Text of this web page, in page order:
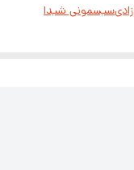
سیسمونی شیدا